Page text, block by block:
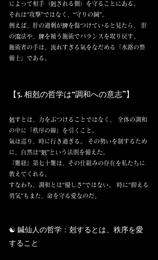
によって相手（剋される側）を守ることにある。
それは“攻撃”ではなく、“守りの鍼”。
例えば、肝の過剰が脾を傷つけていると見たら、 肝
の瀉法や、脾を補う施術でバランスを取り戻す。
施術者の手は、流れすぎる氣をなだめる「水路の整
備士」である。
【5. 相剋の哲学は“調和への意志”】
剋すとは、力をぶつけることではなく、 全体の調和
の中に「秩序の線」を引くこと。
氣は巡り、時に行き過ぎる。 その勢いを制するため
に、自然は“剋”という法則を備えた。
『難経』第七十難は、その仕組みの存在を私たちに
教えてくれる。
すなわち、調和とは“優しさ”ではない。 時に“抑える
勇気”もまた、命を守る愛なのだ。
☯️ 鍼仙人の哲学：剋するとは、秩序を愛
すること